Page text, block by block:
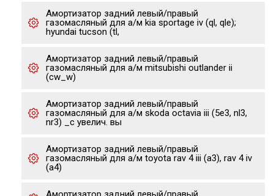
Амортизатор задний левый/правый
газомасляный для а/м kia sportage iv (ql, qle);
hyundai tucson (tl,
Амортизатор задний левый/правый
газомасляный для а/м mitsubishi outlander ii
(cw_w)
Амортизатор задний левый/правый
газомасляный для а/м skoda octavia iii (5e3, nl3,
nr3) _с увелич. вы
Амортизатор задний левый/правый
газомасляный для а/м toyota rav 4 iii (a3), rav 4 iv
(a4)